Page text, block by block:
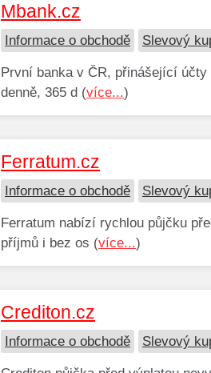
Mbank.cz
Informace o obchodě Slevový
První banka v ČR, přinášející
denně, 365 d (více...)
Ferratum.cz
Informace o obchodě Slevový
Ferratum nabízí rychlou půjčku
příjmů i bez os (více...)
Crediton.cz
Informace o obchodě Slevový